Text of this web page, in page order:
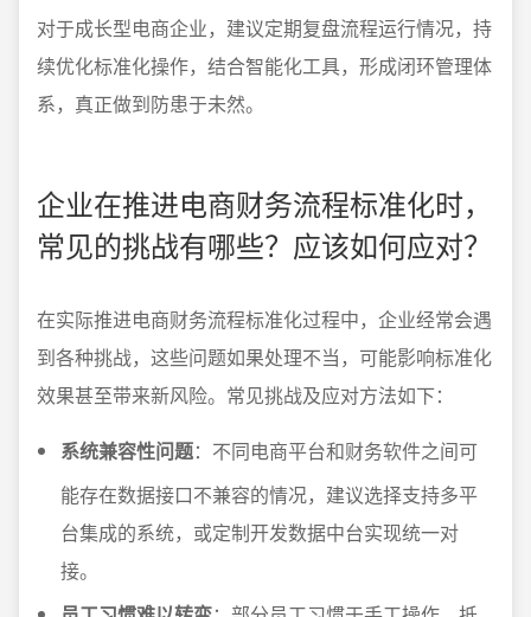
对于成长型电商企业，建议定期复盘流程运行情况，持
续优化标准化操作，结合智能化工具，形成闭环管理体
系，真正做到防患于未然。
企业在推进电商财务流程标准化时，
常见的挑战有哪些？应该如何应对？
在实际推进电商财务流程标准化过程中，企业经常会遇
到各种挑战，这些问题如果处理不当，可能影响标准化
效果甚至带来新风险。常见挑战及应对方法如下：
系统兼容性问题：不同电商平台和财务软件之间可
能存在数据接口不兼容的情况，建议选择支持多平
台集成的系统，或定制开发数据中台实现统一对
接。